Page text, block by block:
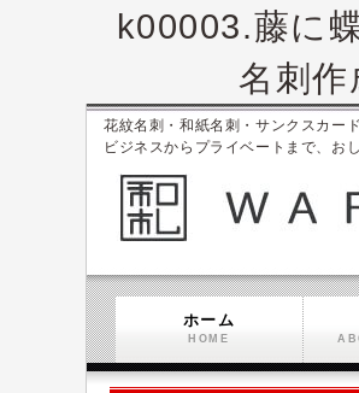
k00003.藤に
名刺
花紋名刺・和紙名刺・サンクスカー
ビジネスからプライベートまで、お
ホーム
HOME